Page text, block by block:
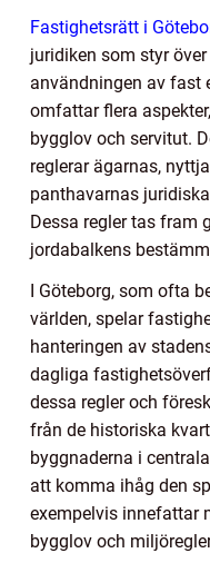
Fastighetsrätt i
juridiken som styr
användningen av fast
omfattar flera
bygglov och servitut.
reglerar ägarnas,
panthavarnas
Dessa regler tas fram
jordabalkens
I Göteborg, som ofta
världen, spelar
hanteringen av
dagliga
dessa regler och
från de historiska
byggnaderna i
att komma ihåg den
exempelvis innefattar
bygglov och